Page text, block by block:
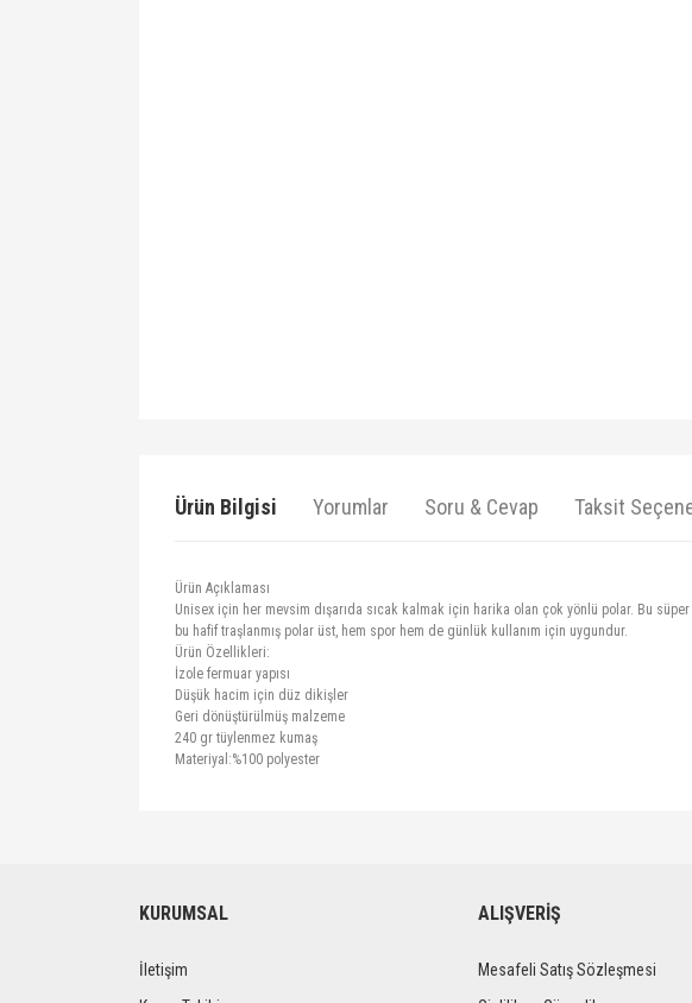
Ürün Bilgisi Yorumlar Soru & Cevap Taksit
Ürün Açıklaması
Unisex için her mevsim dışarıda sıcak kalmak için harika olan çok yönlü polar. Bu
bu hafif traşlanmış polar üst, hem spor hem de günlük kullanım için uygundur.
Ürün Özellikleri:
İzole fermuar yapısı
Düşük hacim için düz dikişler
Geri dönüştürülmüş malzeme
240 gr tüylenmez kumaş
Materiyal:%100 polyester
Ürün resmi kalitesiz, bozuk veya görüntülenemiyor.
KURUMSAL
İletişim
ALIŞVERİŞ
Mesafeli Satış Sözleşmesi